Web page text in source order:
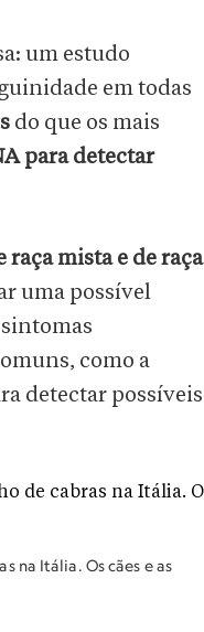
um estudo
em todas
do que os mais
para detectar
raça mista e de raça
uma possível
como a
detectar possíveis
na Itália. Os cães e as